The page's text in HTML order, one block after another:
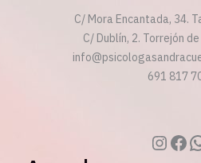
C/ Mora Encantada, 34.
C/ Dublín, 2. Torrejón
691 817